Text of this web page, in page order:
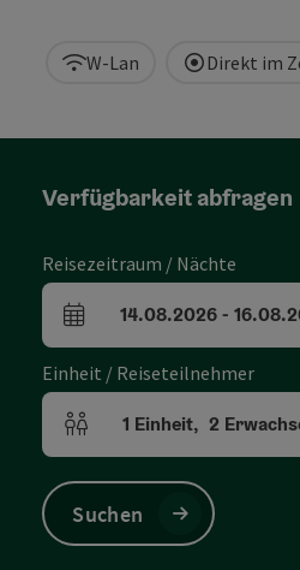
W-Lan Direkt im
Verfügbarkeit abfragen
Reisezeitraum / Nächte
An- und Abreisefelder
14.08.2026-
Einheit / Reiseteilnehmer
Einheitenanzahl und
1 Einheit, 2
Suchen